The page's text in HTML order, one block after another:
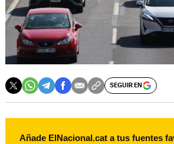
SEGUIR EN
Añade ElNacional.cat a tus fuentes